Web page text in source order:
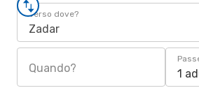
Verso dove?
Zadar
Quando? 1